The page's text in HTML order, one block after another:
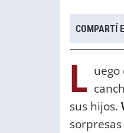
COMPARTÍ
L
sus hijos.